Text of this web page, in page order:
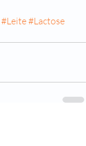
#Leite#Lactose